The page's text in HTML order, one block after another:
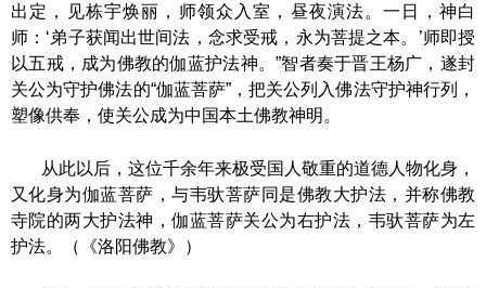
出定，见栋宇焕丽，师领众入室，昼夜演法。一日，神白
师：‘弟子获闻出世间法，念求受戒，永为菩提之本。’师即授
以五戒，成为佛教的伽蓝护法神。”智者奏于晋王杨广，遂封
关公为守护佛法的“伽蓝菩萨”，把关公列入佛法守护神行列，
塑像供奉，使关公成为中国本土佛教神明。
从此以后，这位千余年来极受国人敬重的道德人物化身，
又化身为伽蓝菩萨，与韦驮菩萨同是佛教大护法，并称佛教
寺院的两大护法神，伽蓝菩萨关公为右护法，韦驮菩萨为左
护法。（《洛阳佛教》）